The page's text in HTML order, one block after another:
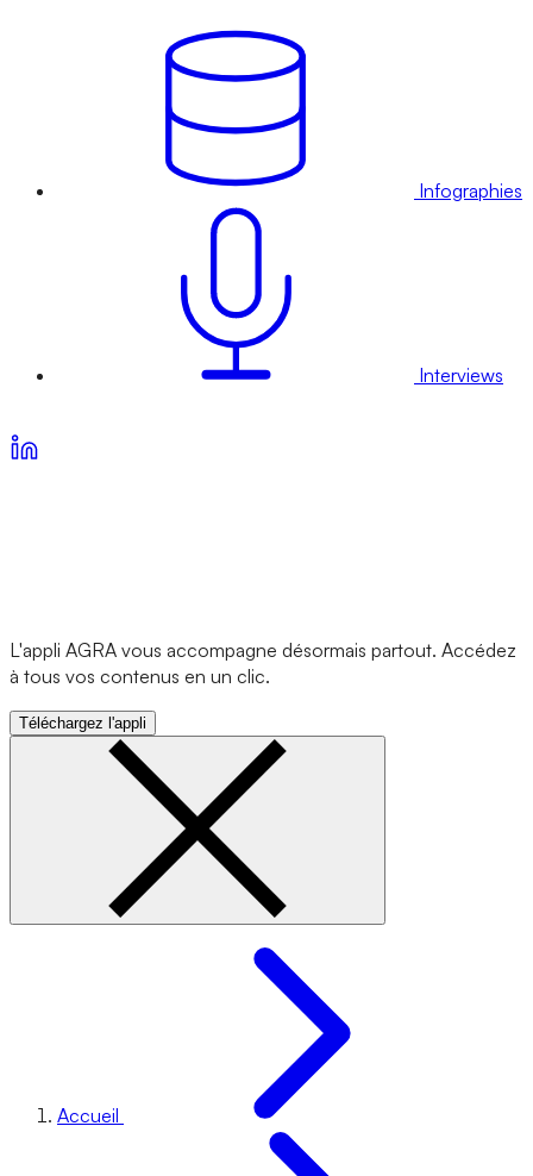
Infographies
Interviews
L'appli AGRA vous accompagne désormais partout. Accédez
à tous vos contenus en un clic.
Téléchargez l'appli
Accueil